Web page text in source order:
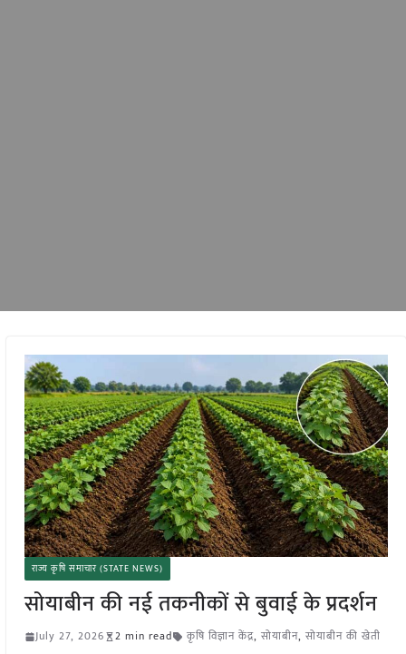
राज्य कृषि समाचार (STATE NEWS)
सोयाबीन की नई तकनीकों से बुवाई के प्रदर्शन
July 27, 2026 2 min read कृषि विज्ञान केंद्र, सोयाबीन, सोयाबीन की खेती